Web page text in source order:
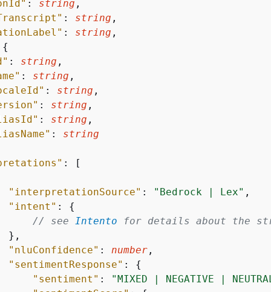
: string ,
: string ,
: string ,
{
: string ,
: string ,
: string ,
: string ,
: string ,
: string
: [
"interpretationSource" : "Bedrock | Lex" ,
"intent" : {
// see Intento for details about the
},
"nluConfidence" : number ,
"sentimentResponse" : {
"sentiment" : "MIXED | NEGATIVE |